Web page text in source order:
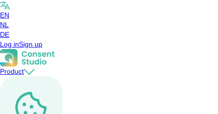
EN
NL
DE
Log inSign up
Product